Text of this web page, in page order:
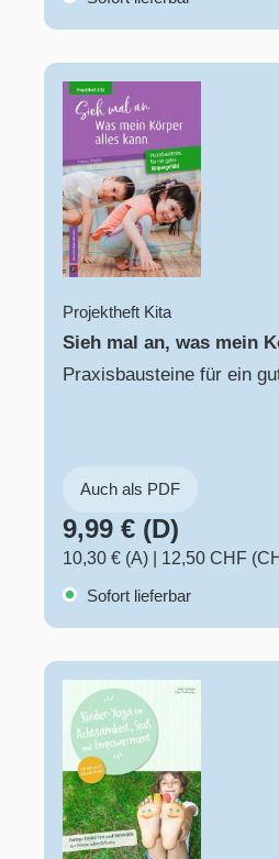
Sieh mal an, was mein
Projektheft Kita
Sieh mal an, was mein
Praxisbausteine für ein
Auch als PDF
9,99 € (D)
10,30 € (A)
12,50 CHF
Sofort lieferbar
Kinder-Yoga für